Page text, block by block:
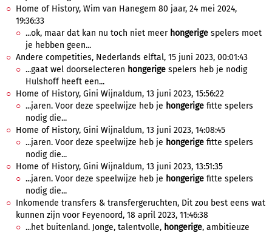
Home of History, Wim van Hanegem 80 jaar, 24 mei 2024,
19:36:33
...ok, maar dat kan nu toch niet meer hongerige spelers moet
je hebben geen...
Andere competities, Nederlands elftal, 15 juni 2023, 00:01:43
...gaat wel doorselecteren hongerige spelers heb je nodig
Hulshoff heeft een...
Home of History, Gini Wijnaldum, 13 juni 2023, 15:56:22
...jaren. Voor deze speelwijze heb je hongerige fitte spelers
nodig die...
Home of History, Gini Wijnaldum, 13 juni 2023, 14:08:45
...jaren. Voor deze speelwijze heb je hongerige fitte spelers
nodig die...
Home of History, Gini Wijnaldum, 13 juni 2023, 13:51:35
...jaren. Voor deze speelwijze heb je hongerige fitte spelers
nodig die...
Inkomende transfers & transfergeruchten, Dit zou best eens wat
kunnen zijn voor Feyenoord, 18 april 2023, 11:46:38
...het buitenland. Jonge, talentvolle, hongerige, ambitieuze